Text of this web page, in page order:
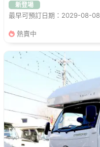
新登場
最早可預訂日期：2029-08-08
熱賣中